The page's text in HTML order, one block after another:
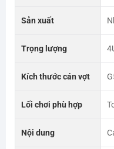
Sản xuất
Trọng lượng
Kích thước cán vợt
Lối chơi phù hợp
Nội dung